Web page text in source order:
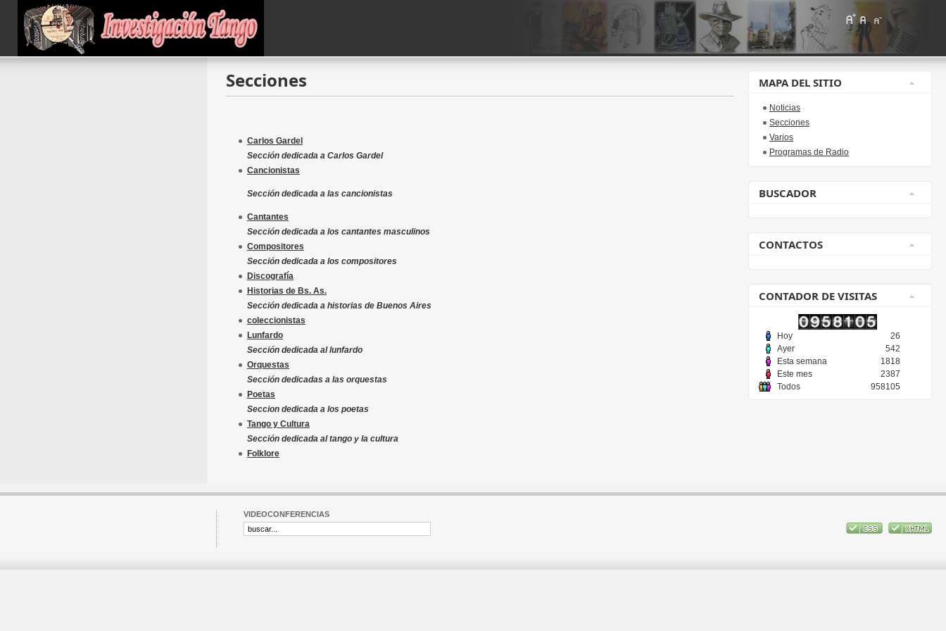
Secciones
Carlos Gardel
Sección dedicada a Carlos Gardel
Cancionistas
Sección dedicada a las cancionistas
Cantantes
Sección dedicada a los cantantes masculinos
Compositores
Sección dedicada a los compositores
Discografía
Historias de Bs. As.
Sección dedicada a historias de Buenos Aires
coleccionistas
Lunfardo
Sección dedicada al lunfardo
Orquestas
Sección dedicadas a las orquestas
Poetas
Seccion dedicada a los poetas
Tango y Cultura
Sección dedicada al tango y la cultura
Folklore
MAPA DEL SITIO
Noticias
Secciones
Varios
Programas de Radio
BUSCADOR
CONTACTOS
CONTADOR DE VISITAS
Hoy
26
Ayer
542
Esta semana
1818
Este mes
2387
Todos
958105
VIDEOCONFERENCIAS